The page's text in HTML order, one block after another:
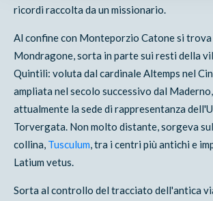
ricordi raccolta da un missionario.
Al confine con Monteporzio Catone si
Mondragone, sorta in parte sui resti della
Quintili: voluta dal cardinale Altemps nel
ampliata nel secolo successivo dal
attualmente la sede di rappresentanza
Torvergata. Non molto distante, sorgeva
collina, Tusculum, tra i centri più antichi e
Latium vetus.
Sorta al controllo del tracciato dell'antica